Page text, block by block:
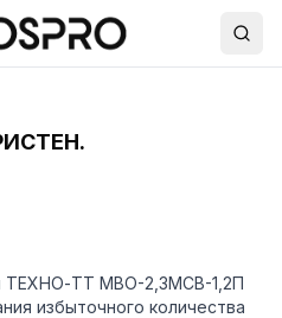
ТЕХНО-ТТ МВО-2,3МСВ-1,2П
избыточного количества